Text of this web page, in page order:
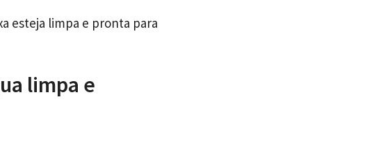
esteja limpa e pronta para
limpa e